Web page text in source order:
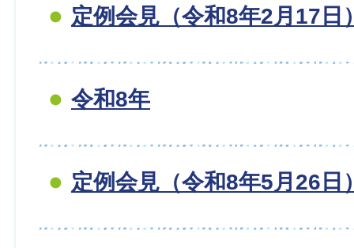
定例会見（令和8年2月17日
令和8年
定例会見（令和8年5月26日